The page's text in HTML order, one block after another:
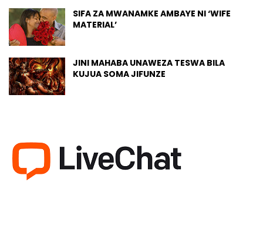
SIFA ZA MWANAMKE AMBAYE NI ‘WIFE
MATERIAL’
JINI MAHABA UNAWEZA TESWA BILA
KUJUA SOMA JIFUNZE